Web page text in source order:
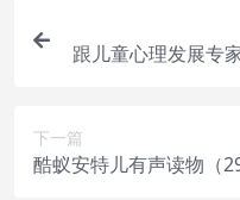
跟儿童心理发展专
下一篇
酷蚁安特儿有声读物（